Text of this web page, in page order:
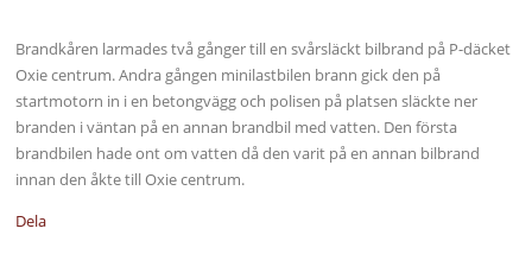
Brandkåren larmades två gånger till en svårsläckt bilbrand på P-däcket
Oxie centrum. Andra gången minilastbilen brann gick den på
startmotorn in i en betongvägg och polisen på platsen släckte ner
branden i väntan på en annan brandbil med vatten. Den första
brandbilen hade ont om vatten då den varit på en annan bilbrand
innan den åkte till Oxie centrum.
Dela